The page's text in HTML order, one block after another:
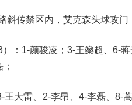
斜传禁区内，艾克森头球攻
：1-颜骏凌；3-王燊超、6-
王大雷、2-李昂、4-李磊、8-